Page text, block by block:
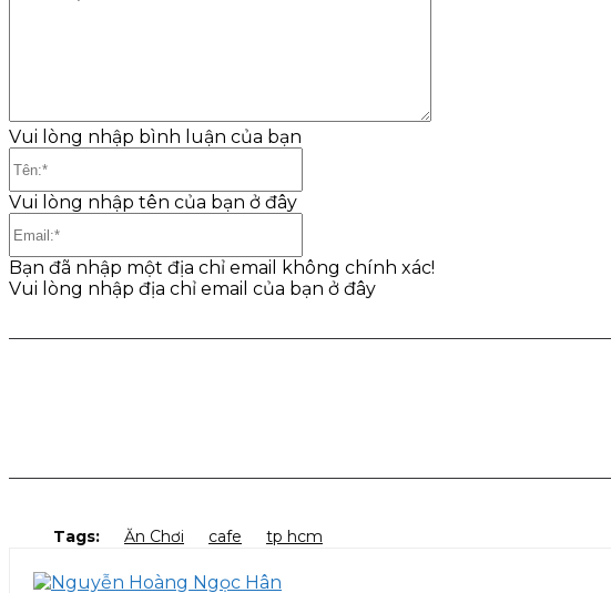
Vui lòng nhập bình luận của bạn
Vui lòng nhập tên của bạn ở đây
Bạn đã nhập một địa chỉ email không chính xác!
Vui lòng nhập địa chỉ email của bạn ở đây
Tags: Ăn Chơi cafe tp hcm